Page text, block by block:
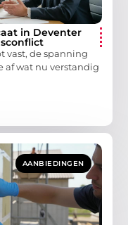
in Deventer
vast, de spanning
af wat nu verstandig
AANBIEDINGEN